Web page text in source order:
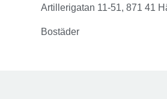
Artillerigatan 11-51, 871 41
Bostäder